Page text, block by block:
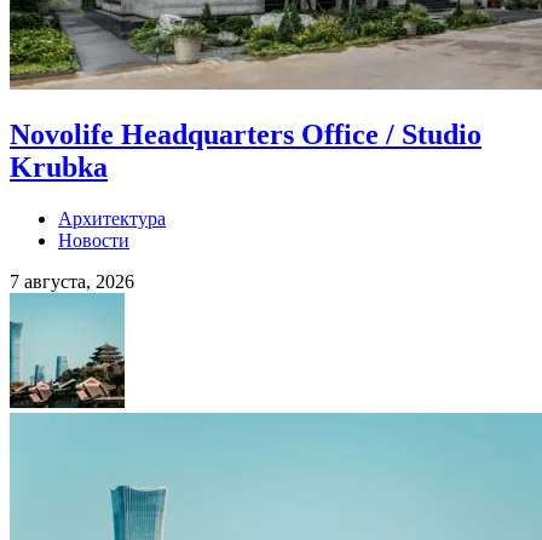
Novolife Headquarters Office / Studio
Krubka
Архитектура
Новости
7 августа, 2026